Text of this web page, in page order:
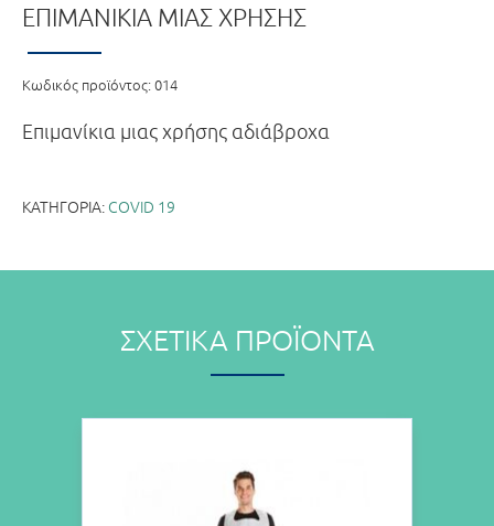
ΕΠΙΜΑΝΊΚΙΑ ΜΙΑΣ ΧΡΉΣΗΣ
Κωδικός προϊόντος: 014
Επιμανίκια μιας χρήσης αδιάβροχα
ΚΑΤΗΓΟΡΊΑ: COVID 19
ΣΧΕΤΙΚΆ ΠΡΟΪΌΝΤΑ